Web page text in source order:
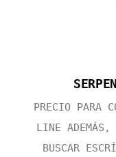
PRECIO PARA
LINE ADEMÁS,
BUSCAR